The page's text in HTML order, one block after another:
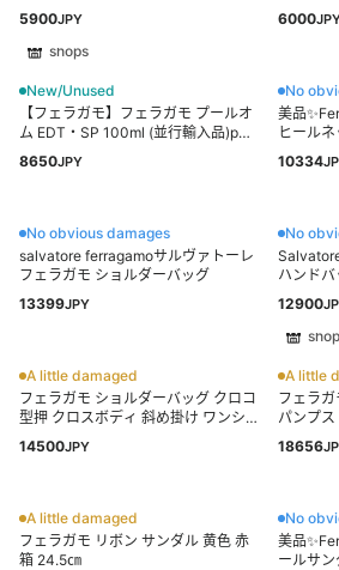
22.5cm 黒 ブラック ■GY18 /MQ
5900JPY
6000
shops
New/Unused
【フェラガモ】フェラガモ プールオ
ム EDT・SP 100ml (並行輸入品)pms
8650JPY
No
美品
ヒール
10334
No obvious damages
salvatore ferragamoサルヴァトーレ
フェラガモ ショルダーバッグ
13399JPY
No
ハンドバ
12900
A little damaged
フェラガモ ショルダーバッグ クロコ
型押 クロスボディ 斜め掛け ワンシ
14500JPY
A little
フェラ
パンプ
18656
A little damaged
フェラガモ リボン サンダル 黄色 赤
箱 24.5㎝
No
美品
ールサ